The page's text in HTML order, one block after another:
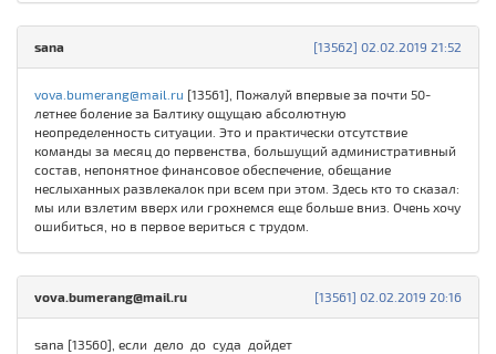
[13562] 02.02.2019 21:52
sana
vova.bumerang@mail.ru [13561], Пожалуй впервые за почти 50-
летнее боление за Балтику ощущаю абсолютную
неопределенность ситуации. Это и практически отсутствие
команды за месяц до первенства, большущий административный
состав, непонятное финансовое обеспечение, обещание
неслыханных развлекалок при всем при этом. Здесь кто то сказал:
мы или взлетим вверх или грохнемся еще больше вниз. Очень хочу
ошибиться, но в первое вериться с трудом.
[13561] 02.02.2019 20:16
vova.bumerang@mail.ru
sana [13560], если дело до суда дойдет